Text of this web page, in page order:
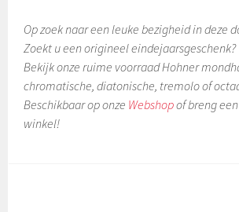
Op zoek naar een leuke bezigheid in deze
Zoekt u een origineel eindejaarsgeschenk?
Bekijk onze ruime voorraad Hohner
chromatische, diatonische, tremolo of
Beschikbaar op onze Webshopof breng
winkel!